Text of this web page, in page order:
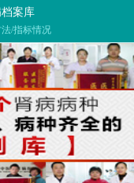
案库
/指标情况